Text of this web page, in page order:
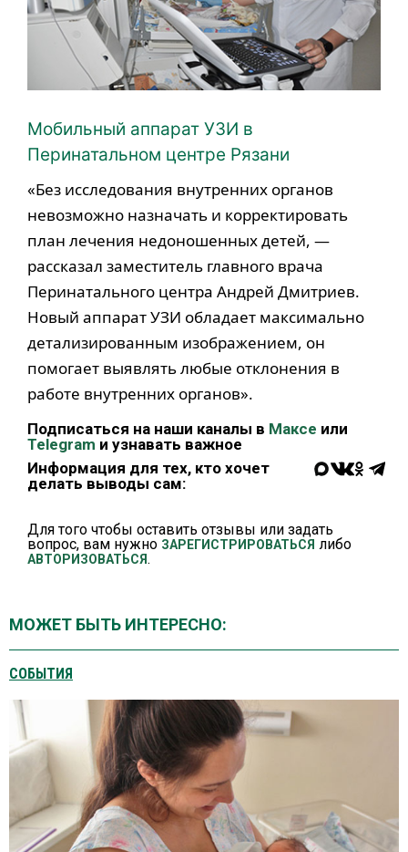
Мобильный аппарат УЗИ в
Перинатальном центре Рязани
«Без исследования внутренних органов
невозможно назначать и корректировать
план лечения недоношенных детей, —
рассказал заместитель главного врача
Перинатального центра Андрей Дмитриев.
Новый аппарат УЗИ обладает максимально
детализированным изображением, он
помогает выявлять любые отклонения в
работе внутренних органов».
Подписаться на наши каналы в Максе или
Telegram и узнавать важное
Информация для тех, кто хочет
делать выводы сам:
Для того чтобы оставить отзывы или задать
вопрос, вам нужно ЗАРЕГИСТРИРОВАТЬСЯ либо
АВТОРИЗОВАТЬСЯ.
МОЖЕТ БЫТЬ ИНТЕРЕСНО:
СОБЫТИЯ